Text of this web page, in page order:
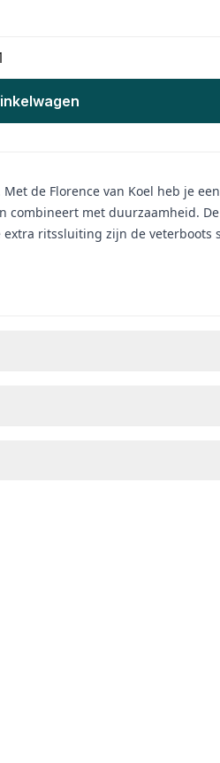
de Florence van Koel heb je
met duurzaamheid.
ritssluiting zijn de